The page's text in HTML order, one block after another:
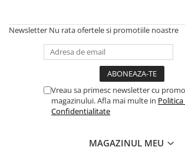
Unelte si accesorii pentru zidarie si
zugravit
Unelte pentru gresie si faianta
Sindrila bituminoasa si accesorii
Placi ondulate si accesorii
Newsletter Nu rata ofertele si promotiile noastre
Vreau sa primesc newsletter cu
magazinului. Afla mai multe in Politica
Confidentialitate
MAGAZINUL MEU